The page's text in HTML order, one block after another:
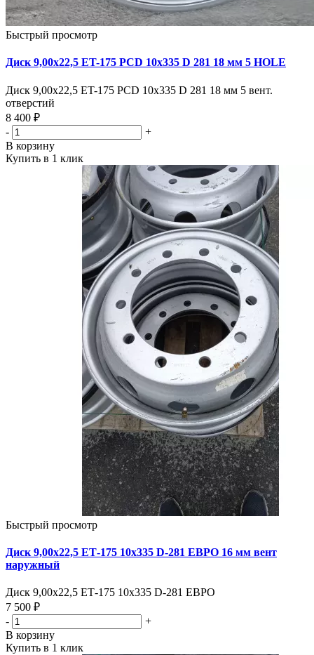
Быстрый просмотр
Диск 9,00х22,5 ET-175 PCD 10x335 D 281 18 мм 5 HOLE
Диск 9,00х22,5 ET-175 PCD 10x335 D 281 18 мм 5 вент.
отверстий
8 400 ₽
-
+
В корзину
Купить в 1 клик
Быстрый просмотр
Диск 9,00х22,5 ЕТ-175 10х335 D-281 ЕВРО 16 мм вент
наружный
Диск 9,00х22,5 ЕТ-175 10х335 D-281 ЕВРО
7 500 ₽
-
+
В корзину
Купить в 1 клик